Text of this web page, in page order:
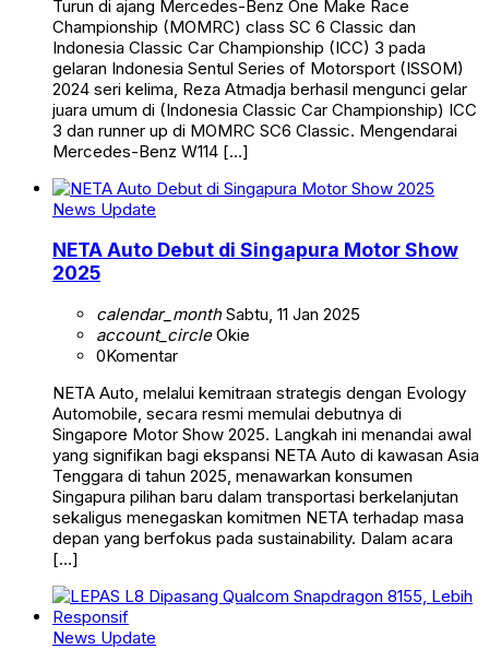
Turun di ajang Mercedes-Benz One Make Race
Championship (MOMRC) class SC 6 Classic dan
Indonesia Classic Car Championship (ICC) 3 pada
gelaran Indonesia Sentul Series of Motorsport (ISSOM)
2024 seri kelima, Reza Atmadja berhasil mengunci gelar
juara umum di (Indonesia Classic Car Championship) ICC
3 dan runner up di MOMRC SC6 Classic. Mengendarai
Mercedes-Benz W114 […]
News Update
NETA Auto Debut di Singapura Motor Show
2025
calendar_monthSabtu, 11 Jan 2025
account_circleOkie
0Komentar
NETA Auto, melalui kemitraan strategis dengan Evology
Automobile, secara resmi memulai debutnya di
Singapore Motor Show 2025. Langkah ini menandai awal
yang signifikan bagi ekspansi NETA Auto di kawasan Asia
Tenggara di tahun 2025, menawarkan konsumen
Singapura pilihan baru dalam transportasi berkelanjutan
sekaligus menegaskan komitmen NETA terhadap masa
depan yang berfokus pada sustainability. Dalam acara
[…]
News Update